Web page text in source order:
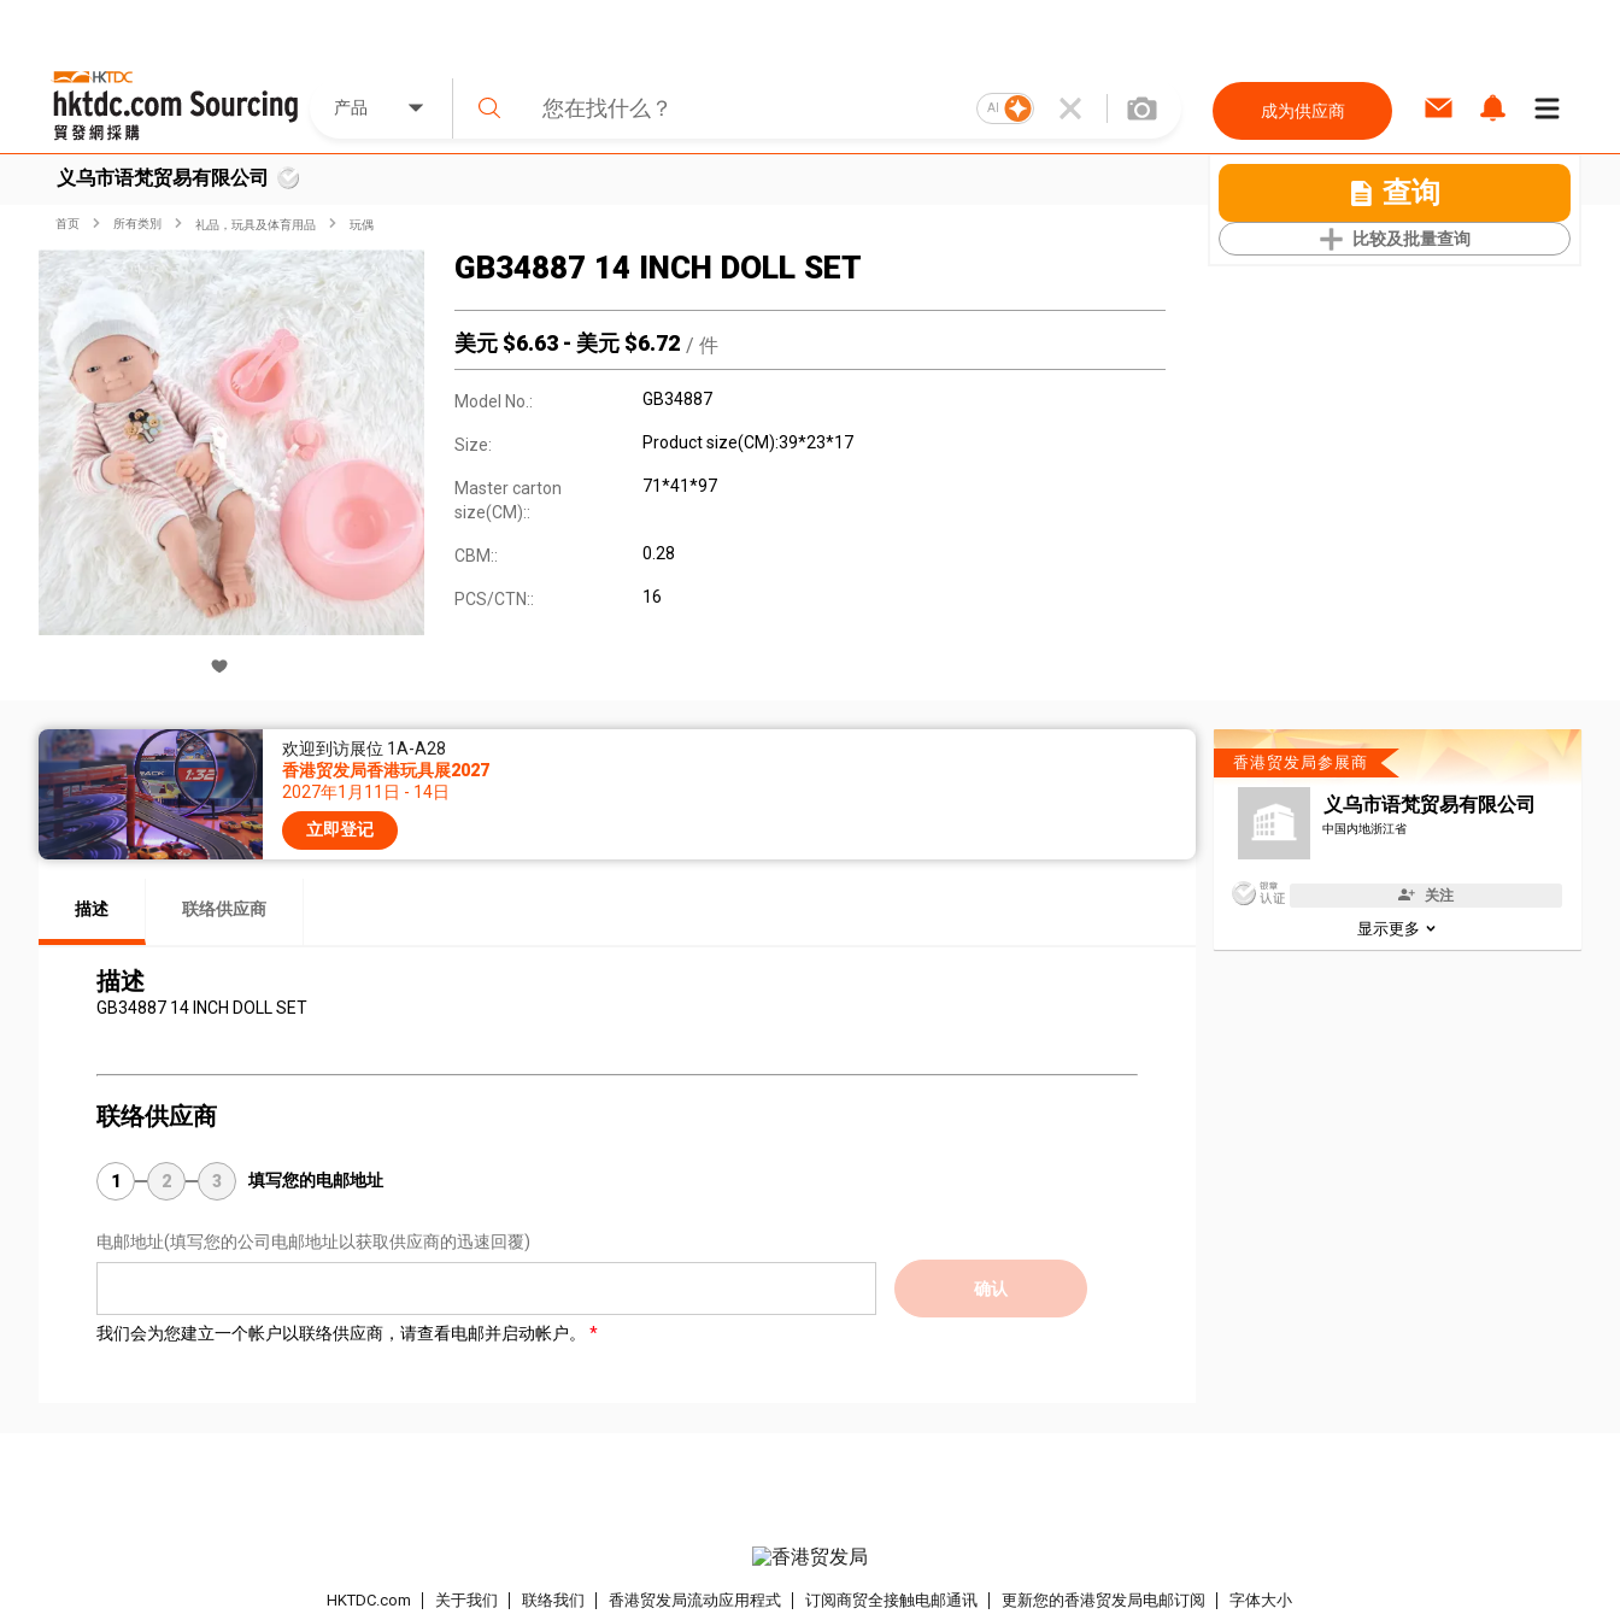
产品 AI 成为供应商
义乌市语梵贸易有限公司 查询
比较及批量查询
首页 所有类別 礼品，玩具及体育用品 玩偶
GB34887 14 INCH DOLL SET
美元 $6.63 - 美元 $6.72 / 件
Model No.: GB34887
Size: Product size(CM):39*23*17
Master carton
size(CM)::
71*41*97
CBM:: 0.28
PCS/CTN:: 16
欢迎到访展位 1A-A28
香港贸发局香港玩具展2027
2027年1月11日 - 14日
立即登记
描述 联络供应商
描述
GB34887 14 INCH DOLL SET
联络供应商
1 2 3 填写您的电邮地址
电邮地址(填写您的公司电邮地址以获取供应商的迅速回覆)
确认
我们会为您建立一个帐户以联络供应商，请查看电邮并启动帐户。
香港贸发局参展商
义乌市语梵贸易有限公司
中国内地浙江省
关注
显示更多
HKTDC.com 关于我们 联络我们 香港贸发局流动应用程式 订阅商贸全接触电邮通讯 更新您的香港贸发局电邮订阅 字体大小